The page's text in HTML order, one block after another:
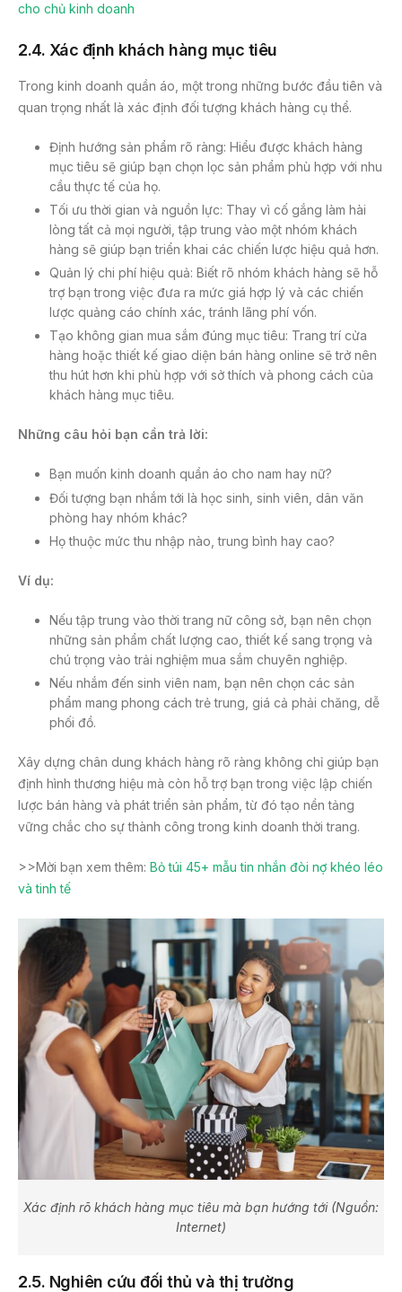
cho chủ kinh doanh
2.4. Xác định khách hàng mục tiêu
Trong kinh doanh quần áo, một trong những bước đầu tiên và
quan trọng nhất là xác định đối tượng khách hàng cụ thể.
Định hướng sản phẩm rõ ràng: Hiểu được khách hàng
mục tiêu sẽ giúp bạn chọn lọc sản phẩm phù hợp với nhu
cầu thực tế của họ.
Tối ưu thời gian và nguồn lực: Thay vì cố gắng làm hài
lòng tất cả mọi người, tập trung vào một nhóm khách
hàng sẽ giúp bạn triển khai các chiến lược hiệu quả hơn.
Quản lý chi phí hiệu quả: Biết rõ nhóm khách hàng sẽ hỗ
trợ bạn trong việc đưa ra mức giá hợp lý và các chiến
lược quảng cáo chính xác, tránh lãng phí vốn.
Tạo không gian mua sắm đúng mục tiêu: Trang trí cửa
hàng hoặc thiết kế giao diện bán hàng online sẽ trở nên
thu hút hơn khi phù hợp với sở thích và phong cách của
khách hàng mục tiêu.
Những câu hỏi bạn cần trả lời:
Bạn muốn kinh doanh quần áo cho nam hay nữ?
Đối tượng bạn nhắm tới là học sinh, sinh viên, dân văn
phòng hay nhóm khác?
Họ thuộc mức thu nhập nào, trung bình hay cao?
Ví dụ:
Nếu tập trung vào thời trang nữ công sở, bạn nên chọn
những sản phẩm chất lượng cao, thiết kế sang trọng và
chú trọng vào trải nghiệm mua sắm chuyên nghiệp.
Nếu nhắm đến sinh viên nam, bạn nên chọn các sản
phẩm mang phong cách trẻ trung, giá cả phải chăng, dễ
phối đồ.
Xây dựng chân dung khách hàng rõ ràng không chỉ giúp bạn
định hình thương hiệu mà còn hỗ trợ bạn trong việc lập chiến
lược bán hàng và phát triển sản phẩm, từ đó tạo nền tảng
vững chắc cho sự thành công trong kinh doanh thời trang.
>>Mời bạn xem thêm: Bỏ túi 45+ mẫu tin nhắn đòi nợ khéo léo
và tinh tế
Xác định rõ khách hàng mục tiêu mà bạn hướng tới (Nguồn:
Internet)
2.5. Nghiên cứu đối thủ và thị trường